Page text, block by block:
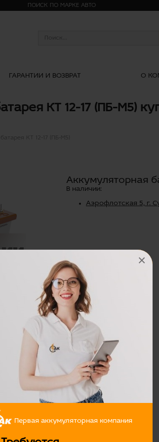
Первая аккумуляторная компания
×
ПОИСК ПО МАРКЕ АВТО
ГАРАНТИИ И ВОЗВРАТ О
КТ 12-17 (ПБ-М5)
КТ 12-17 (ПБ-М5)
Аккумуляторная
В наличии:
Аэрофлотская 5, г.
Цена: